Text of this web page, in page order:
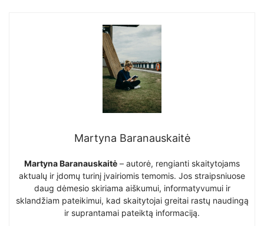
Martyna Baranauskaitė
Martyna Baranauskaitė – autorė, rengianti skaitytojams
aktualų ir įdomų turinį įvairiomis temomis. Jos straipsniuose
daug dėmesio skiriama aiškumui, informatyvumui ir
sklandžiam pateikimui, kad skaitytojai greitai rastų naudingą
ir suprantamai pateiktą informaciją.